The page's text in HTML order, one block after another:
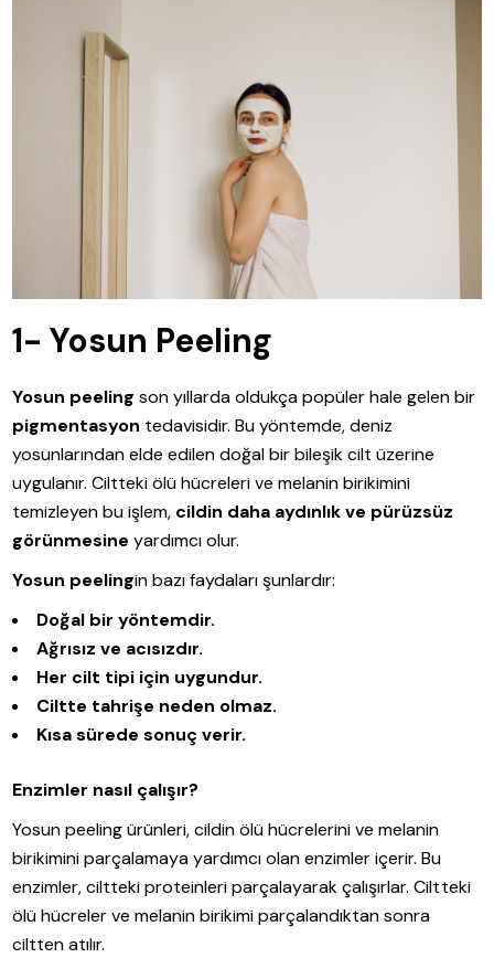
1- Yosun Peeling
Yosun peeling son yıllarda oldukça popüler hale gelen bir
pigmentasyon tedavisidir. Bu yöntemde, deniz
yosunlarından elde edilen doğal bir bileşik cilt üzerine
uygulanır. Ciltteki ölü hücreleri ve melanin birikimini
temizleyen bu işlem, cildin daha aydınlık ve pürüzsüz
görünmesine yardımcı olur.
Yosun peelingin bazı faydaları şunlardır:
Doğal bir yöntemdir.
Ağrısız ve acısızdır.
Her cilt tipi için uygundur.
Ciltte tahrişe neden olmaz.
Kısa sürede sonuç verir.
Enzimler nasıl çalışır?
Yosun peeling ürünleri, cildin ölü hücrelerini ve melanin
birikimini parçalamaya yardımcı olan enzimler içerir. Bu
enzimler, ciltteki proteinleri parçalayarak çalışırlar. Ciltteki
ölü hücreler ve melanin birikimi parçalandıktan sonra
ciltten atılır.